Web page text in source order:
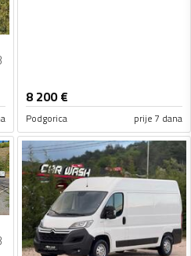
8 200€
Podgorica prije 7 dana